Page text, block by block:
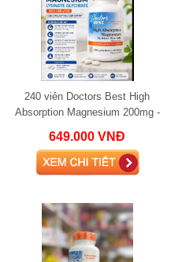
240 viên Doctors Best High
Absorption Magnesium 200mg -
Thiện Giấc Ngủ
649.000 VNĐ